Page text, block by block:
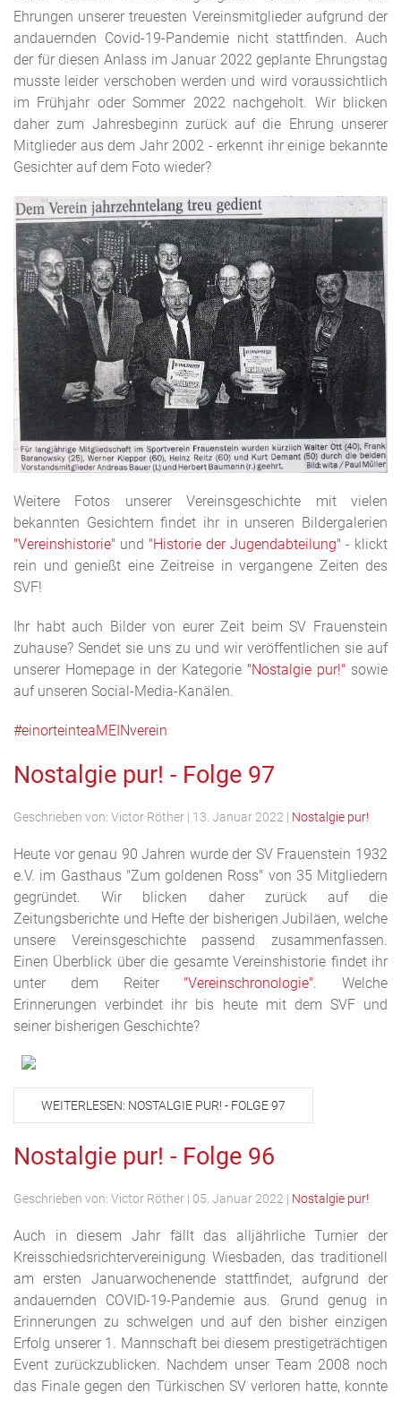
Ehrungen unserer treuesten Vereinsmitglieder aufgrund der
andauernden Covid-19-Pandemie nicht stattfinden. Auch
der für diesen Anlass im Januar 2022 geplante Ehrungstag
musste leider verschoben werden und wird voraussichtlich
im Frühjahr oder Sommer 2022 nachgeholt. Wir blicken
daher zum Jahresbeginn zurück auf die Ehrung unserer
Mitglieder aus dem Jahr 2002 - erkennt ihr einige bekannte
Gesichter auf dem Foto wieder?
Weitere Fotos unserer Vereinsgeschichte mit vielen
bekannten Gesichtern findet ihr in unseren Bildergalerien
"Vereinshistorie" und "Historie der Jugendabteilung" - klickt
rein und genießt eine Zeitreise in vergangene Zeiten des
SVF!
Ihr habt auch Bilder von eurer Zeit beim SV Frauenstein
zuhause? Sendet sie uns zu und wir veröffentlichen sie auf
unserer Homepage in der Kategorie "Nostalgie pur!" sowie
auf unseren Social-Media-Kanälen.
#einorteinteaMEINverein
Nostalgie pur! - Folge 97
Geschrieben von: Victor Röther | 13. Januar 2022 | Nostalgie pur!
Heute vor genau 90 Jahren wurde der SV Frauenstein 1932
e.V. im Gasthaus "Zum goldenen Ross" von 35 Mitgliedern
gegründet. Wir blicken daher zurück auf die
Zeitungsberichte und Hefte der bisherigen Jubiläen, welche
unsere Vereinsgeschichte passend zusammenfassen.
Einen Überblick über die gesamte Vereinshistorie findet ihr
unter dem Reiter "Vereinschronologie". Welche
Erinnerungen verbindet ihr bis heute mit dem SVF und
seiner bisherigen Geschichte?
WEITERLESEN: NOSTALGIE PUR! - FOLGE 97
Nostalgie pur! - Folge 96
Geschrieben von: Victor Röther | 05. Januar 2022 | Nostalgie pur!
Auch in diesem Jahr fällt das alljährliche Turnier der
Kreisschiedsrichtervereinigung Wiesbaden, das traditionell
am ersten Januarwochenende stattfindet, aufgrund der
andauernden COVID-19-Pandemie aus. Grund genug in
Erinnerungen zu schwelgen und auf den bisher einzigen
Erfolg unserer 1. Mannschaft bei diesem prestigeträchtigen
Event zurückzublicken. Nachdem unser Team 2008 noch
das Finale gegen den Türkischen SV verloren hatte, konnte